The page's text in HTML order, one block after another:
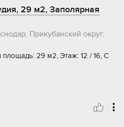
29 м2, Заполярная
Прикубанский округ,
29 м2, Этаж: 12 / 16, С